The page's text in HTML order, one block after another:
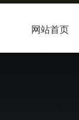
网站首页